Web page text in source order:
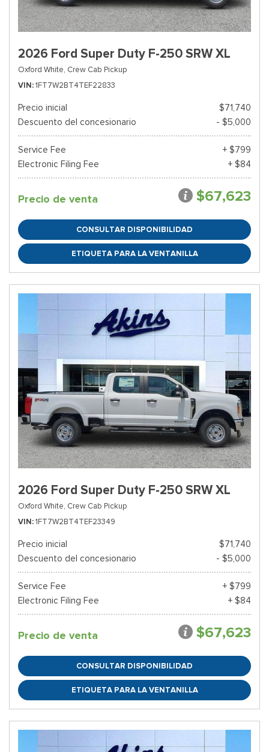
2026 Ford Super Duty F-250 SRW XL
Oxford White, Crew Cab Pickup
VIN 1FT7W2BT4TEF22833
Precio inicial
$71,740
Descuento del concesionario
- $5,000
Service Fee
+ $799
Electronic Filing Fee
+ $84
Precio de venta $67,623
CONSULTAR DISPONIBILIDAD
ETIQUETA PARA LA VENTANILLA
2026 Ford Super Duty F-250 SRW XL
Oxford White, Crew Cab Pickup
VIN 1FT7W2BT4TEF23349
Precio inicial
$71,740
Descuento del concesionario
- $5,000
Service Fee
+ $799
Electronic Filing Fee
+ $84
Precio de venta $67,623
CONSULTAR DISPONIBILIDAD
ETIQUETA PARA LA VENTANILLA